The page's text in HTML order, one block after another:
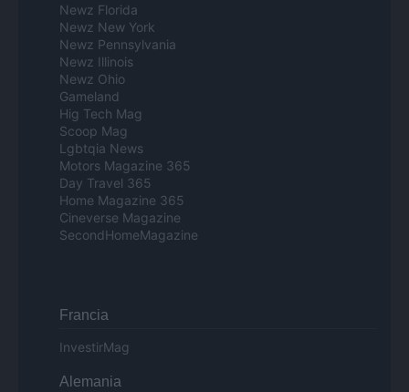
Newz Florida
Newz New York
Newz Pennsylvania
Newz Illinois
Newz Ohio
Gameland
Hig Tech Mag
Scoop Mag
Lgbtqia News
Motors Magazine 365
Day Travel 365
Home Magazine 365
Cineverse Magazine
SecondHomeMagazine
Francia
InvestirMag
Alemania